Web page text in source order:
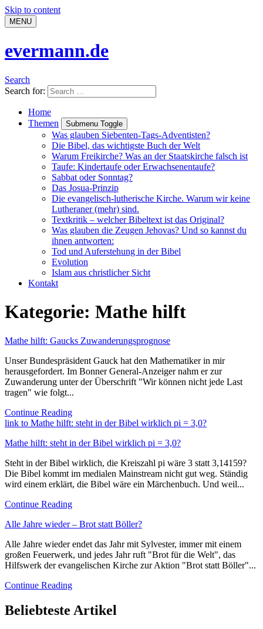
Skip to content
MENU
evermann.de
Search
Search for:
Home
Themen
Submenu Toggle
Was glauben Siebenten-Tags-Adventisten?
Die Bibel, das wichtigste Buch der Welt
Warum Freikirche? Was an der Staatskirche falsch ist
Taufe: Kindertaufe oder Erwachsenentaufe?
Sabbat oder Sonntag?
Das Josua-Prinzip
Die evangelisch-lutherische Kirche. Warum wir keine
Lutheraner (mehr) sind.
Textkritik – welcher Bibeltext ist das Original?
Was glauben die Zeugen Jehovas? Und so kannst du
ihnen antworten:
Tod und Auferstehung in der Bibel
Evolution
Islam aus christlicher Sicht
Kontakt
Kategorie: Mathe hilft
Mathe hilft: Gaucks Zuwanderungsprognose
Unser Bundespräsident Gauck hat den Mathematiker in mir
herausgefordert. Im Bonner General-Anzeiger nahm er zur
Zuwanderung unter der Überschrift "Wir können nicht jede Last
tragen" wie folgt...
Continue Reading
link to Mathe hilft: steht in der Bibel wirklich pi = 3,0?
Mathe hilft: steht in der Bibel wirklich pi = 3,0?
Steht in der Bibel wirklich, die Kreiszahl pi wäre 3 statt 3,14159?
Die Bibel kommt im medialen Mainstream nicht gut weg. Ständig
wird einem erklärt, die Bibel wäre ein Märchenbuch. Und weil...
Continue Reading
Alle Jahre wieder – Brot statt Böller?
Alle Jahre wieder endet das Jahr mit Sylvester, immer mit einem
großen Feuerwerk, und jedes Jahr ruft "Brot für die Welt", das
Hilfswerk der evangelischen Kirche zur Aktion "Brot statt Böller"...
Continue Reading
Beliebteste Artikel